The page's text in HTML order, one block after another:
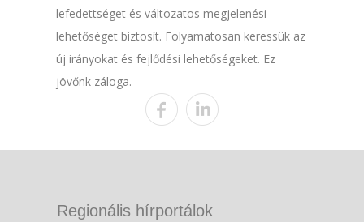
lefedettséget és változatos megjelenési
lehetőséget biztosít. Folyamatosan keressük az
új irányokat és fejlődési lehetőségeket. Ez
jövőnk záloga.
Regionális hírportálok